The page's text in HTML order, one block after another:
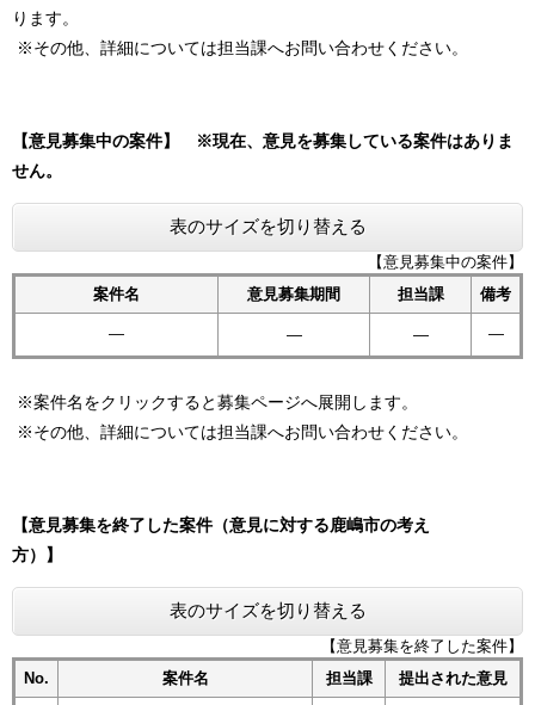
ります。
※その他、詳細については担当課へお問い合わせください。
【意見募集中の案件】 ※現在、意見を募集している案件はありま
せん。
表のサイズを切り替える
【意見募集中の案件】
案件名
意見募集期間 担当課 備考
―​ ―​ ―​ ―
※案件名をクリックすると募集ページへ展開します。
※その他、詳細については担当課へお問い合わせください。
【意見募集を終了した案件（意見に対する鹿嶋市の考え
方）】
表のサイズを切り替える
【意見募集を終了した案件】
No.
案件名 担当課 提出された意見